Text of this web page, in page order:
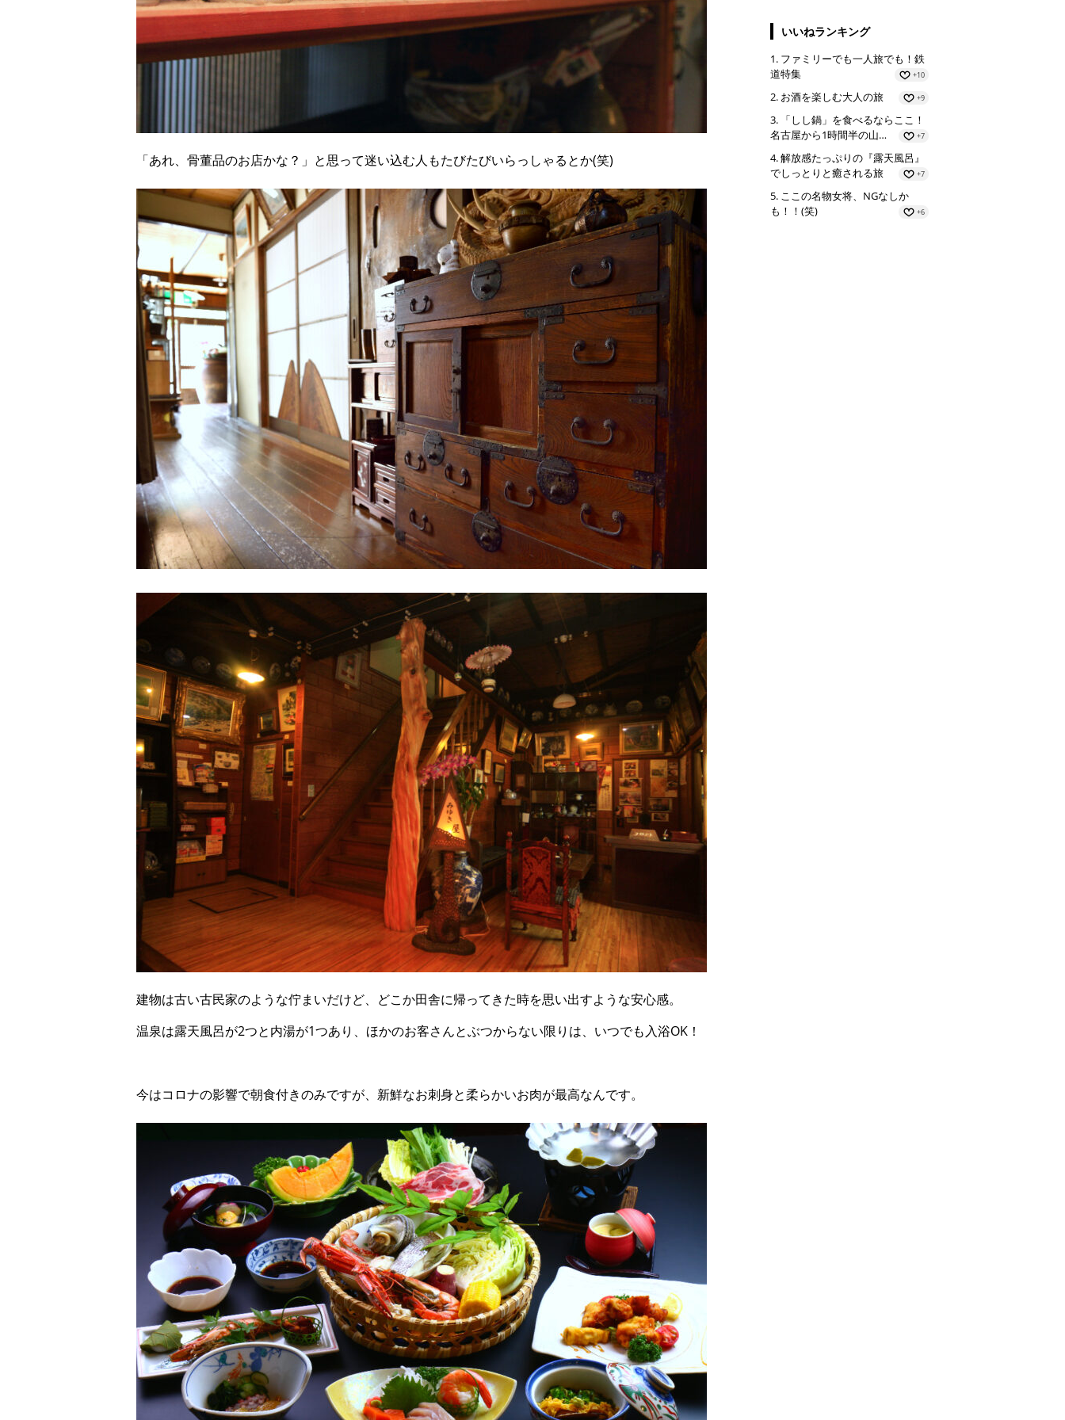
「あれ、骨董品のお店かな？」と思って迷い込む人もたびたびいらっしゃるとか(笑)
建物は古い古民家のような佇まいだけど、どこか田舎に帰ってきた時を思い出すような安心感。
温泉は露天風呂が2つと内湯が1つあり、ほかのお客さんとぶつからない限りは、いつでも入浴OK！
今はコロナの影響で朝食付きのみですが、新鮮なお刺身と柔らかいお肉が最高なんです。
いいねランキング
ファミリーでも一人旅でも！鉄
道特集
+10
お酒を楽しむ大人の旅 +9
「しし鍋」を食べるならここ！
名古屋から1時間半の山…
+7
解放感たっぷりの『露天風呂』
でしっとりと癒される旅
+7
ここの名物女将、NGなしか
も！！(笑)
+6